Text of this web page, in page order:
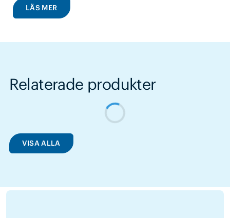
LÄS MER
Relaterade produkter
VISA ALLA